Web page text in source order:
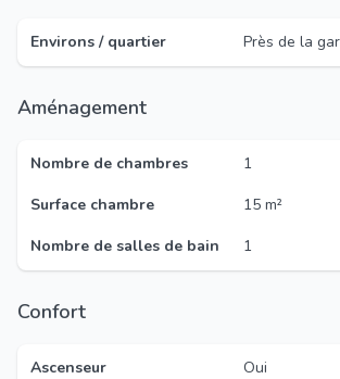
Environs / quartier Près de la
Aménagement
Nombre de chambres
1
Surface chambre
15 m²
Nombre de salles de bain
1
Confort
Ascenseur Oui